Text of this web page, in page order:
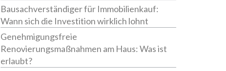
Bausachverständiger für Immobilienkauf:
Wann sich die Investition wirklich lohnt
Genehmigungsfreie
Renovierungsmaßnahmen am Haus: Was ist
erlaubt?